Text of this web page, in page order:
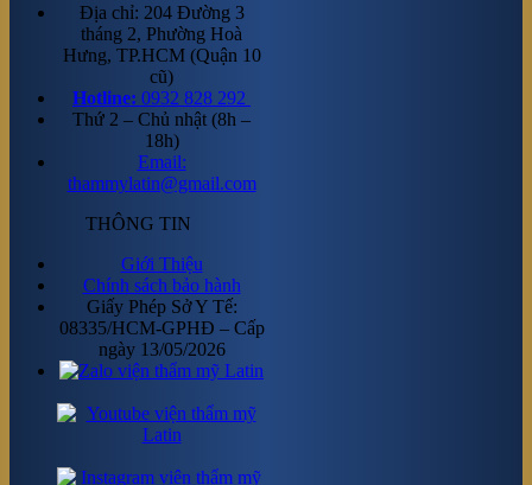
Địa chỉ: 204 Đường 3
tháng 2, Phường Hoà
Hưng, TP.HCM (Quận 10
cũ)
Hotline: 0932 828 292
Thứ 2 – Chủ nhật (8h –
18h)
Email:
thammylatin@gmail.com
THÔNG TIN
Giới Thiệu
Chính sách bảo hành
Giấy Phép Sở Y Tế:
08335/HCM-GPHĐ – Cấp
ngày 13/05/2026